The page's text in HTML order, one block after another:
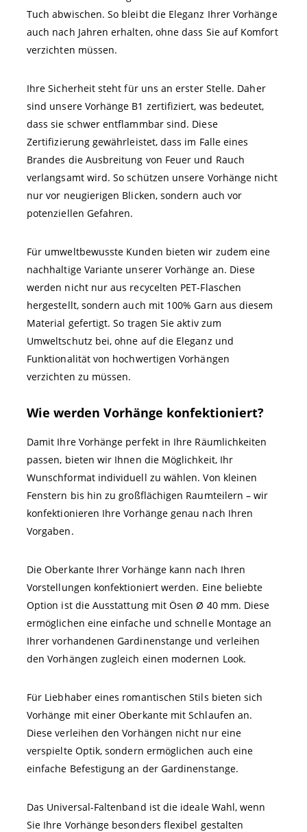
Tuch abwischen. So bleibt die Eleganz Ihrer Vorhänge
auch nach Jahren erhalten, ohne dass Sie auf Komfort
verzichten müssen.
Ihre Sicherheit steht für uns an erster Stelle. Daher
sind unsere Vorhänge B1 zertifiziert, was bedeutet,
dass sie schwer entflammbar sind. Diese
Zertifizierung gewährleistet, dass im Falle eines
Brandes die Ausbreitung von Feuer und Rauch
verlangsamt wird. So schützen unsere Vorhänge nicht
nur vor neugierigen Blicken, sondern auch vor
potenziellen Gefahren.
Für umweltbewusste Kunden bieten wir zudem eine
nachhaltige Variante unserer Vorhänge an. Diese
werden nicht nur aus recycelten PET-Flaschen
hergestellt, sondern auch mit 100% Garn aus diesem
Material gefertigt. So tragen Sie aktiv zum
Umweltschutz bei, ohne auf die Eleganz und
Funktionalität von hochwertigen Vorhängen
verzichten zu müssen.
Wie werden Vorhänge konfektioniert?
Damit Ihre Vorhänge perfekt in Ihre Räumlichkeiten
passen, bieten wir Ihnen die Möglichkeit, Ihr
Wunschformat individuell zu wählen. Von kleinen
Fenstern bis hin zu großflächigen Raumteilern – wir
konfektionieren Ihre Vorhänge genau nach Ihren
Vorgaben.
Die Oberkante Ihrer Vorhänge kann nach Ihren
Vorstellungen konfektioniert werden. Eine beliebte
Option ist die Ausstattung mit Ösen Ø 40 mm. Diese
ermöglichen eine einfache und schnelle Montage an
Ihrer vorhandenen Gardinenstange und verleihen
den Vorhängen zugleich einen modernen Look.
Für Liebhaber eines romantischen Stils bieten sich
Vorhänge mit einer Oberkante mit Schlaufen an.
Diese verleihen den Vorhängen nicht nur eine
verspielte Optik, sondern ermöglichen auch eine
einfache Befestigung an der Gardinenstange.
Das Universal-Faltenband ist die ideale Wahl, wenn
Sie Ihre Vorhänge besonders flexibel gestalten